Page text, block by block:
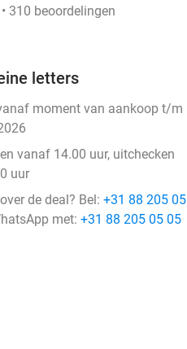
310 beoordelingen
letters
moment van aankoop t/m
vanaf 14.00 uur, uitchecken
uur
de deal? Bel: +31 88 205 05
met: +31 88 205 05 05